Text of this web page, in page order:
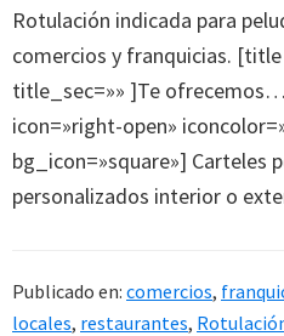
Rotulación indicada para
comercios y franquicias. [title
title_sec=»» ]Te
icon=»right-open»
bg_icon=»square»] Carteles
personalizados interior o
Publicado en: comercios,
locales, restaurantes,